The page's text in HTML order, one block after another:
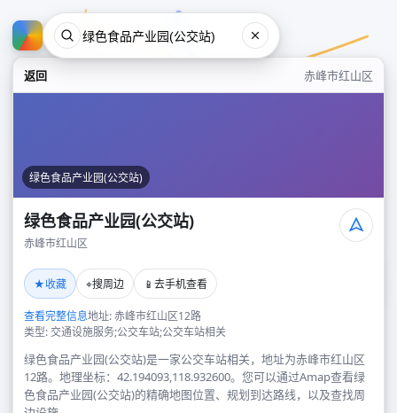
返回 赤峰市红山区
绿色食品产业园(公交站)
绿色食品产业园(公交站)
赤峰市红山区
★收藏 ⌖搜周边 📱 去手机查看
查看完整信息地址: 赤峰市红山区12路
类型: 交通设施服务;公交车站;公交车站相关
绿色食品产业园(公交站)是一家公交车站相关，地址为赤峰市红山区
12路。地理坐标：42.194093,118.932600。您可以通过Amap查看绿
色食品产业园(公交站)的精确地图位置、规划到达路线，以及查找周